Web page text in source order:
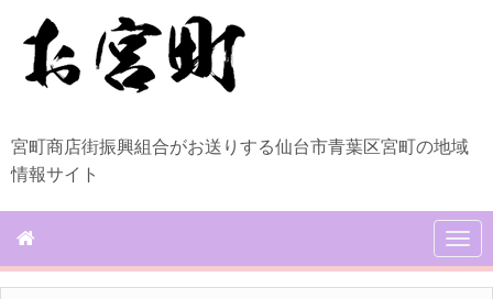
宮町商店街振興組合がお送りする仙台市青葉区宮町の地域
情報サイト
N
a